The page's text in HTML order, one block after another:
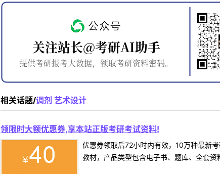
相关话题/调剂 艺术设计
领限时大额优惠券,享本站正版考研考试资料!
优惠券领取后72小时内有效，10万种最新
教材，产品类型包含电子书、题库、全套